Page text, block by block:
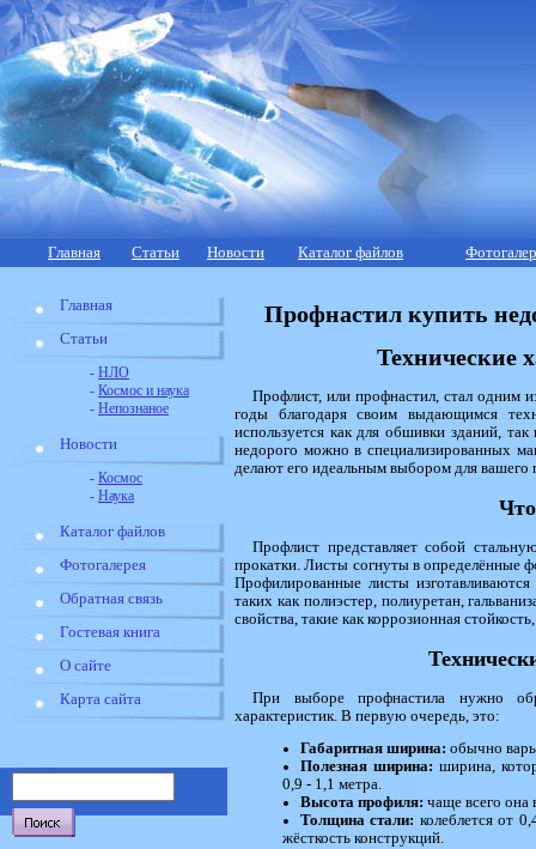
Главная Статьи Новости Каталог файлов
Главная
Статьи
- НЛО
- Космос и наука
- Непознаное
Новости
- Космос
- Наука
Каталог файлов
Фотогалерея
Обратная связь
Гостевая книга
О сайте
Карта сайта
Профнастил купить
Технические
Профлист, или профнастил, стал одним
годы благодаря своим выдающимся
используется как для обшивки зданий,
недорого можно в специализированных
делают его идеальным выбором для вашего
Профлист представляет собой
прокатки. Листы согнуты в определённые
Профилированные листы
таких как полиэстер, полиуретан,
свойства, такие как коррозионная
При выборе профнастила нужно
характеристик. В первую очередь, это:
Габаритная ширина: обычно
Полезная ширина: ширина,
0,9 - 1,1 метра.
Высота профиля: чаще всего она
Толщина стали: колеблется от
жёсткость конструкций.